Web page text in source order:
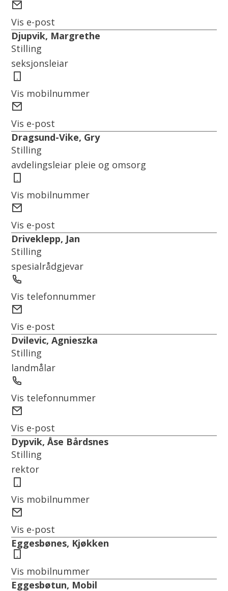
post
Vis e-post
Djupvik, Margrethe
Stilling
seksjonsleiar
Vis mobilnummer
post
Vis e-post
Dragsund-Vike, Gry
Stilling
avdelingsleiar pleie og omsorg
Vis mobilnummer
post
Vis e-post
Driveklepp, Jan
Stilling
spesialrådgjevar
Vis telefonnummer
post
Vis e-post
Dvilevic, Agnieszka
Stilling
landmålar
Vis telefonnummer
post
Vis e-post
Dypvik, Åse Bårdsnes
Stilling
rektor
Vis mobilnummer
post
Vis e-post
Eggesbønes, Kjøkken
Vis mobilnummer
Eggesbøtun, Mobil